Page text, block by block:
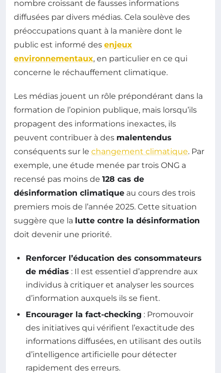
nombre croissant de fausses informations
diffusées par divers médias. Cela soulève des
préoccupations quant à la manière dont le
public est informé des enjeux
environnementaux, en particulier en ce qui
concerne le réchauffement climatique.
Les médias jouent un rôle prépondérant dans la
formation de l’opinion publique, mais lorsqu’ils
propagent des informations inexactes, ils
peuvent contribuer à des malentendus
conséquents sur le changement climatique. Par
exemple, une étude menée par trois ONG a
recensé pas moins de 128 cas de
désinformation climatique au cours des trois
premiers mois de l’année 2025. Cette situation
suggère que la lutte contre la désinformation
doit devenir une priorité.
Renforcer l’éducation des consommateurs
de médias : Il est essentiel d’apprendre aux
individus à critiquer et analyser les sources
d’information auxquels ils se fient.
Encourager la fact-checking : Promouvoir
des initiatives qui vérifient l’exactitude des
informations diffusées, en utilisant des outils
d’intelligence artificielle pour détecter
rapidement des erreurs.